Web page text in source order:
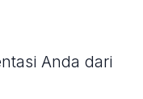
Anda dari